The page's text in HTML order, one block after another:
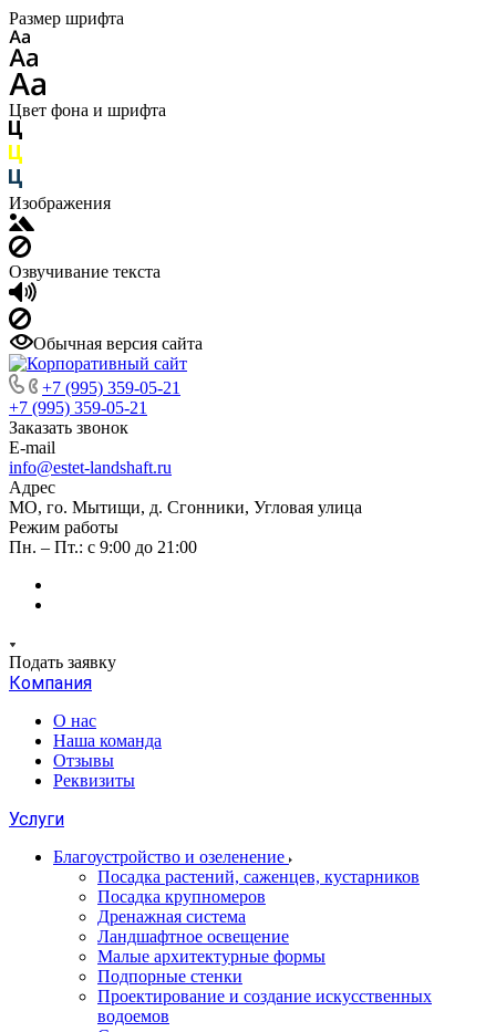
Размер шрифта
Цвет фона и шрифта
Изображения
Озвучивание текста
Обычная версия сайта
+7 (995) 359-05-21
+7 (995) 359-05-21
Заказать звонок
E-mail
info@estet-landshaft.ru
Адрес
МО, го. Мытищи, д. Сгонники, Угловая улица
Режим работы
Пн. – Пт.: с 9:00 до 21:00
Подать заявку
Компания
О нас
Наша команда
Отзывы
Реквизиты
Услуги
Благоустройство и озеленение
Посадка растений, саженцев, кустарников
Посадка крупномеров
Дренажная система
Ландшафтное освещение
Малые архитектурные формы
Подпорные стенки
Проектирование и создание искусственных
водоемов